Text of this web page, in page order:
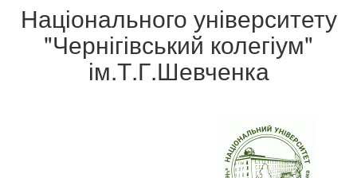
Національного університету
"Чернігівський колегіум"
ім.Т.Г.Шевченка